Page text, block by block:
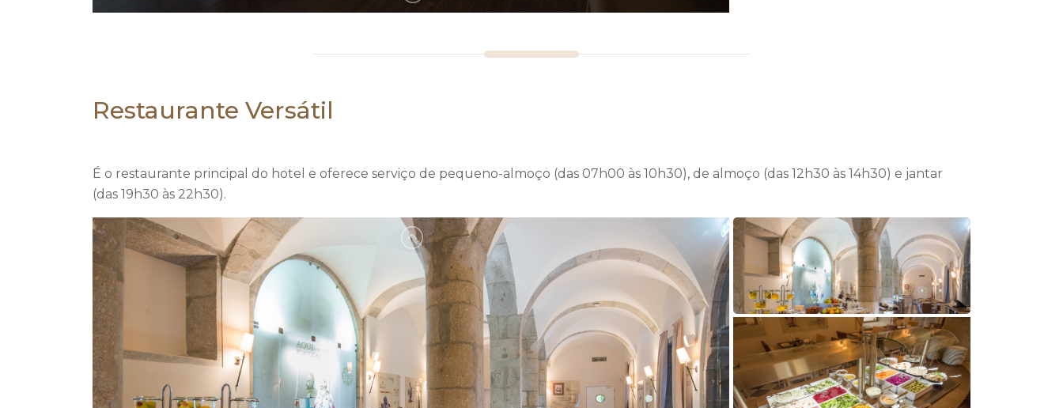
Vila Galé Collection Braga Restaurante inevitável
vista jardim
Restaurante Versátil
É o restaurante principal do hotel e oferece serviço de pequeno-almoço (das 07h00 às 10h30), de almoço (das 12h30 às 14h30) e jantar
(das 19h30 às 22h30).